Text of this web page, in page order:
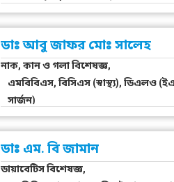
ডাঃ আবু জাফর মোঃ সালেহ
নাক, কান ও গলা বিশেষজ্ঞ,
এমবিবিএস, বিসিএস (স্বাস্থ্য), ডিএলও
সার্জন)
ডাঃ এম. বি জামান
ডায়াবেটিস বিশেষজ্ঞ,